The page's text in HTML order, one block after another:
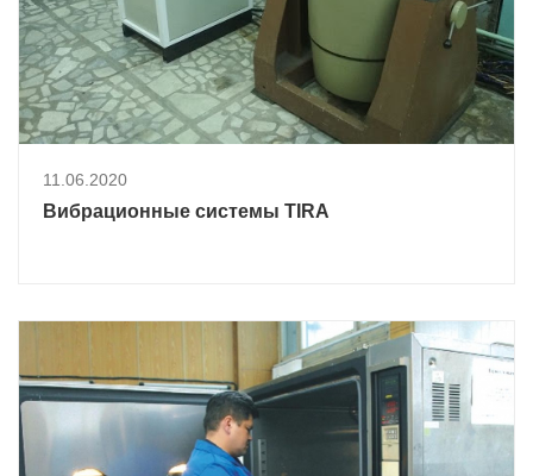
11.06.2020
Вибрационные системы TIRA